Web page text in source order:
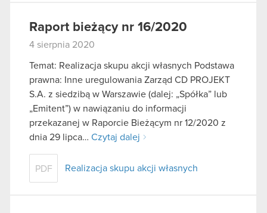
Raport bieżący nr 16/2020
4 sierpnia 2020
Temat: Realizacja skupu akcji własnych Podstawa
prawna: Inne uregulowania Zarząd CD PROJEKT
S.A. z siedzibą w Warszawie (dalej: „Spółka” lub
„Emitent”) w nawiązaniu do informacji
przekazanej w Raporcie Bieżącym nr 12/2020 z
dnia 29 lipca… Czytaj dalej
PDF Realizacja skupu akcji własnych